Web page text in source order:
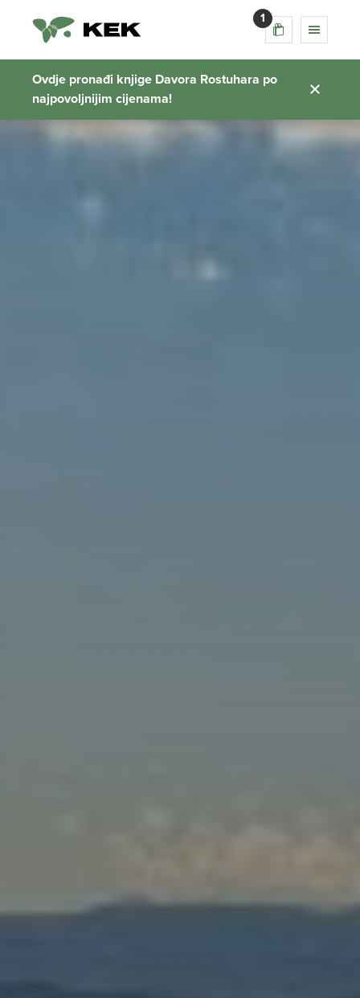
1
Ovdje pronađi knjige Davora Rostuhara po
najpovoljnijim cijenama!